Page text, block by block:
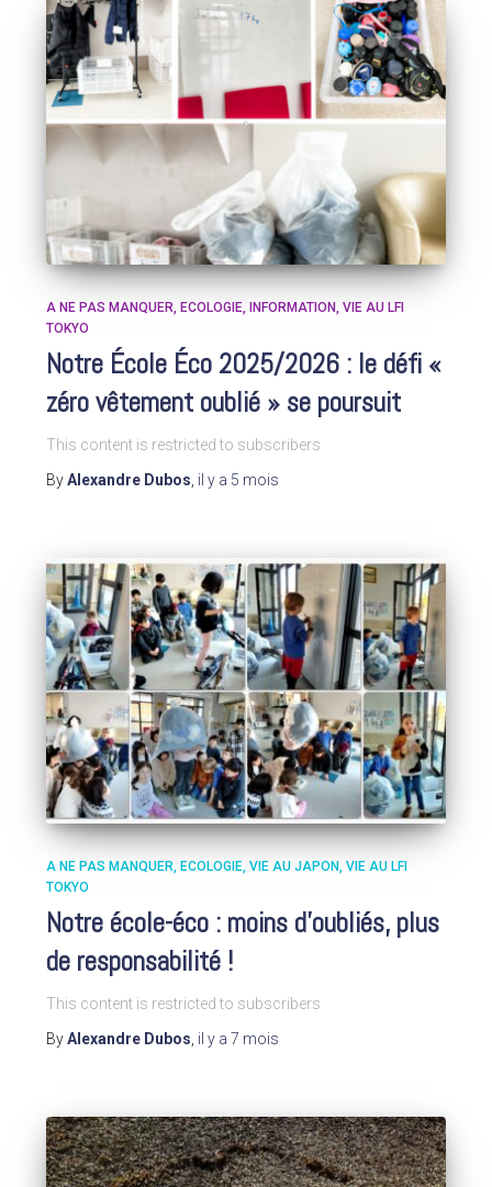
A NE PAS MANQUER ECOLOGIE INFORMATION VIE AU LFI
TOKYO
Notre École Éco 2025/2026 : le défi «
zéro vêtement oublié » se poursuit
This content is restricted to subscribers
ByAlexandre Dubos il y a 5 mois
A NE PAS MANQUER ECOLOGIE VIE AU JAPON VIE AU LFI
TOKYO
Notre école-éco : moins d’oubliés, plus
de responsabilité !
This content is restricted to subscribers
ByAlexandre Dubos, il y a 7 mois